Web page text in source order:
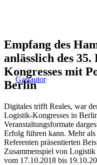
Künstliche
City Logistik
By Gastautor30. Oktober
Empfang des
anlässlich des
Kongresses mit
Berlin
Digitales trifft Reales, war
Logistik-Kongresses in
Veranstaltungsformate
Erfolg führen kann. Mehr
Referenten präsentierten
Zusammenspiel von
vom 17.10.2018 bis